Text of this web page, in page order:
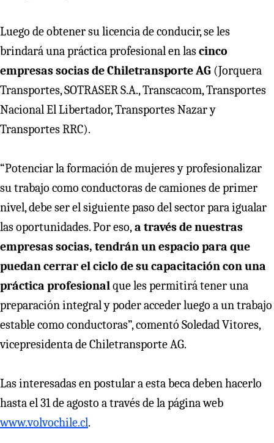
Luego de obtener su licencia de conducir, se les
brindará una práctica profesional en lascinco
empresas socias de Chiletransporte AG (Jorquera
Transportes, SOTRASER S.A., Transcacom, Transportes
Nacional El Libertador, Transportes Nazar y
Transportes RRC).
“Potenciar la formación de mujeres y profesionalizar
su trabajo como conductoras de camiones de primer
nivel, debe ser el siguiente paso del sector para igualar
las oportunidades. Por eso, a través de nuestras
empresas socias, tendrán un espacio para que
puedan cerrar el ciclo de su capacitación con una
práctica profesional que les permitirá tener una
preparación integral y poder acceder luego a un trabajo
estable como conductoras”, comentó Soledad Vitores,
vicepresidenta de Chiletransporte AG.
Las interesadas en postular a esta beca deben hacerlo
hasta el 31 de agosto a través de la página web
www.volvochile.cl.